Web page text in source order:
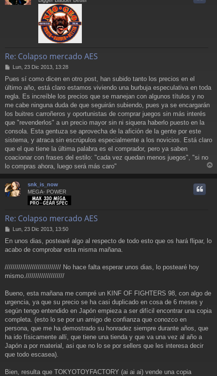
Re: Colapso mercado AES
M
n
s
a
j
Lun, 23 Dic 2013, 13:28
Pues sí como dicen en otro post, han subido tanto los precios en el
último año, está claro estamos viviendo una burbuja especulativa en toda
regla. Es increíble los precios que se manejan con algunos títulos y no
me cabe ninguna duda de que seguirán subiendo, pues ya se encargarán
los buitres carroñeros y oportunistas de comprar juegos sin más interés
que "revenderlos" a un precio mayor sin ni siquera haberlo puesto en la
consola. Esta gentuza se aprovecha de la afición de la gente por este
sistema, y atraca sin escrúpulos especialmente a los novicios. Está claro
que el que tiene la última palabra es el comprador, pero ya saben
coacionar con frases del estilo: "cada vez quedan menos juegos", "si no
lo compras ahora, luego será más caro"
r
snk_is_now
MEGA- POWER
Re: Colapso mercado AES
M
n
s
j
e
Lun, 23 Dic 2013, 13:50
En unos dias, postearé algo al respecto de todo esto que os hará flipar, lo
acabo de comprobar esta misma mañana.
///////////////////////////// No hace falta esperar unos dias, lo postearé hoy
mismo.////////////////////
Bueno, esta mañana me compré un KINF OF FIGHTERS 98, con algo de
urgencia, ya que su precio se ha casi duplicado en cosa de 6 meses y
según tengo entendido en Japón empieza a ser difícil encontrar una copia
completa. (esto lo se por un amigo de confianza que conozco en
persona, que me ha demostrado su honradez siempre durante años, que
ha ido físicamente allí, que tiene una tienda y que va una vez al año a
Japón a por material, asi que no lo se por sellers que les interesa decir
que todo escasea).
Bien, resulta que TOKYOTOYFACTORY (ai ai ai) vende una copia